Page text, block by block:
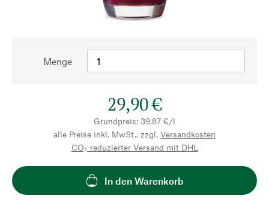
Menge
29,90 €
Grundpreis: 39,87 €/l
alle Preise inkl. MwSt., zzgl. Versandkosten
CO₂-reduzierter Versand mit DHL
In den Warenkorb